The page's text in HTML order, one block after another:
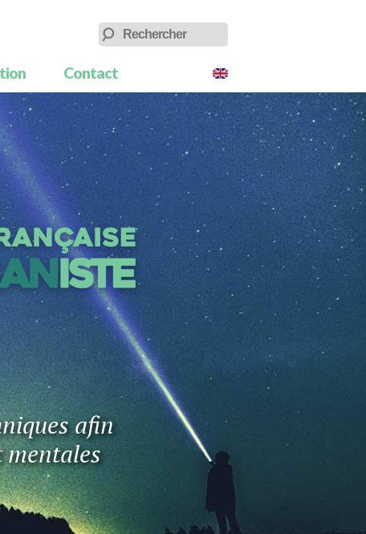
Contact
afin
mentales